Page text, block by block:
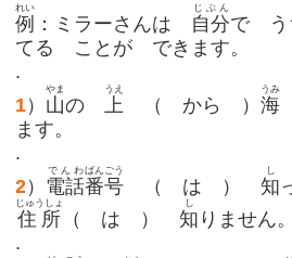
例
れい
：ミラーさんは 自分
じぶん
で
てる ことが できます。
.
1） 山
やま
の 上
うえ
（ から ）海
うみ
ます。
.
2） 電話
でんわ
番号
ばんごう
（ は ） 知
し
住所
じゅうしょ
（ は ） 知
し
りません。
.